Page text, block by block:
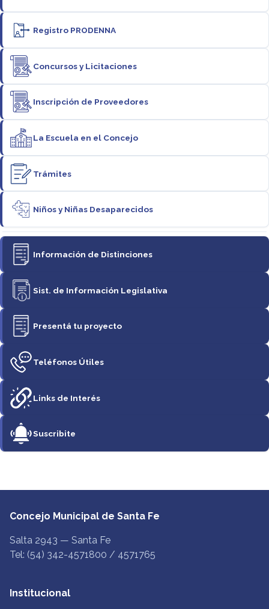
Registro PRODENNA
Concursos y Licitaciones
Inscripción de Proveedores
La Escuela en el Concejo
Trámites
Niños y Niñas Desaparecidos
Información de Distinciones
Sist. de Información Legislativa
Presentá tu proyecto
Teléfonos Útiles
Links de Interés
Suscribite
Concejo Municipal de Santa Fe
Salta 2943 — Santa Fe
Tel: (54) 342-4571800 / 4571765
Institucional